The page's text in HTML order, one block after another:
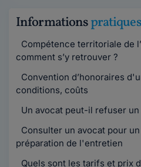
Informationspratiques
Compétence territoriale de
comment s’y retrouver ?
Convention d’honoraires
conditions, coûts
Un avocat peut-il refuser
Consulter un avocat pour
préparation de l'entretien
Quels sont les tarifs et prix